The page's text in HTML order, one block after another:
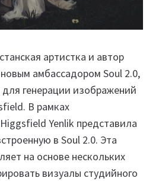
артистка и автор
новым амбассадором Soul 2.0,
генерации изображений
В рамках
Yenlik представила
в Soul 2.0. Эта
на основе нескольких
визуалы студийного